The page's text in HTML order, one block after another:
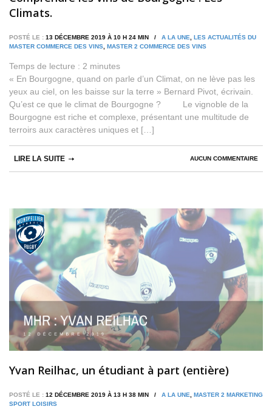
Climats.
POSTÉ LE : 13 DÉCEMBRE 2019 À 10 H 24 MIN / A LA UNE
LES ACTUALITÉS DU
MASTER COMMERCE DES VINS MASTER 2 COMMERCE DES VINS
Temps de lecture : 2 minutes
« En Bourgogne, quand on parle d’un Climat, on ne lève pas les
yeux au ciel, on les baisse sur la terre » Bernard Pivot, écrivain.
Qu’est ce que le climat de Bourgogne ? Le vignoble de la
Bourgogne est riche et complexe, présentant une multitude de
terroirs aux caractères uniques et […]
AUCUN COMMENTAIRE
LIRE LA SUITE
Yvan Reilhac, un étudiant à part (entière)
POSTÉ LE : 12 DÉCEMBRE 2019 À 13 H 38 MIN / A LA UNE, MASTER 2 MARKETING
SPORT LOISIRS